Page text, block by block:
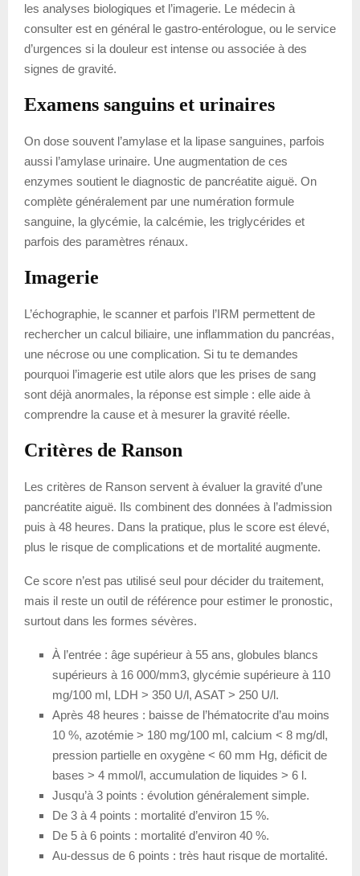
les analyses biologiques et l’imagerie. Le médecin à
consulter est en général le gastro-entérologue, ou le service
d’urgences si la douleur est intense ou associée à des
signes de gravité.
Examens sanguins et urinaires
On dose souvent l’amylase et la lipase sanguines, parfois
aussi l’amylase urinaire. Une augmentation de ces
enzymes soutient le diagnostic de pancréatite aiguë. On
complète généralement par une numération formule
sanguine, la glycémie, la calcémie, les triglycérides et
parfois des paramètres rénaux.
Imagerie
L’échographie, le scanner et parfois l’IRM permettent de
rechercher un calcul biliaire, une inflammation du pancréas,
une nécrose ou une complication. Si tu te demandes
pourquoi l’imagerie est utile alors que les prises de sang
sont déjà anormales, la réponse est simple : elle aide à
comprendre la cause et à mesurer la gravité réelle.
Critères de Ranson
Les critères de Ranson servent à évaluer la gravité d’une
pancréatite aiguë. Ils combinent des données à l’admission
puis à 48 heures. Dans la pratique, plus le score est élevé,
plus le risque de complications et de mortalité augmente.
Ce score n’est pas utilisé seul pour décider du traitement,
mais il reste un outil de référence pour estimer le pronostic,
surtout dans les formes sévères.
À l’entrée : âge supérieur à 55 ans, globules blancs
supérieurs à 16 000/mm3, glycémie supérieure à 110
mg/100 ml, LDH > 350 U/l, ASAT > 250 U/l.
Après 48 heures : baisse de l’hématocrite d’au moins
10 %, azotémie > 180 mg/100 ml, calcium < 8 mg/dl,
pression partielle en oxygène < 60 mm Hg, déficit de
bases > 4 mmol/l, accumulation de liquides > 6 l.
Jusqu’à 3 points : évolution généralement simple.
De 3 à 4 points : mortalité d’environ 15 %.
De 5 à 6 points : mortalité d’environ 40 %.
Au-dessus de 6 points : très haut risque de mortalité.